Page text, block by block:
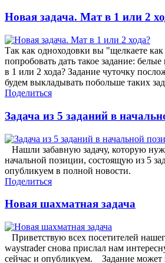
Новая задача. Мат в 1 или 2
Так как одноходовки вы "щелкаете
попробовать дать такое задание:
в 1 или 2 хода? Задание чуточку
будем выкладывать побольше таких
Поделиться
Задача из 5 заданий в
Нашли забавную задачу, которую
начальной позиции, состоящую из 5
опубликуем в полной новости.
Поделиться
Новая шахматная задача
Приветствую всех посетителей
waystrader снова прислал нам
сейчас и опубликуем. Задание может